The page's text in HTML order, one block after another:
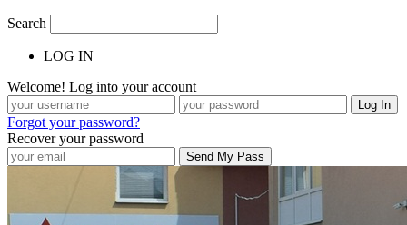
Search
LOG IN
Welcome! Log into your account
Forgot your password?
Recover your password